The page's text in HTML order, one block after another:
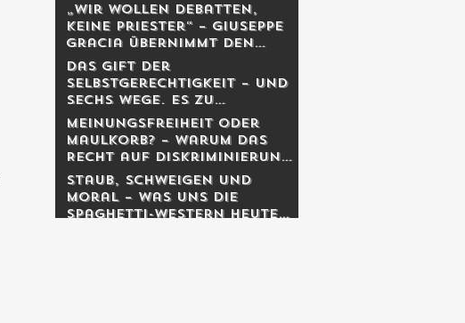
„Wir wollen Debatten,
keine Priester“ – Giuseppe
Gracia übernimmt den
Schweizer Monat
Das Gift der
Selbstgerechtigkeit – und
sechs Wege, es zu
entgiften
Meinungsfreiheit oder
Maulkorb? – Warum das
Recht auf Diskriminierung
die wahre Freiheit schützt
Staub, Schweigen und
Moral – was uns die
Spaghetti-Western heute